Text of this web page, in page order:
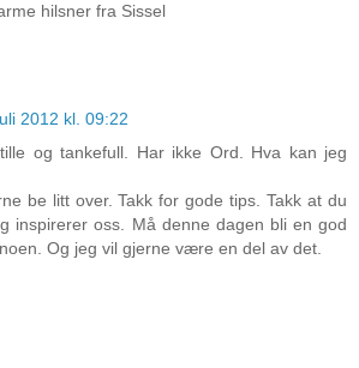
hilsner fra Sissel
2012 kl. 09:22
og tankefull. Har ikke Ord. Hva kan jeg
be litt over. Takk for gode tips. Takk at du
inspirerer oss. Må denne dagen bli en god
Og jeg vil gjerne være en del av det.